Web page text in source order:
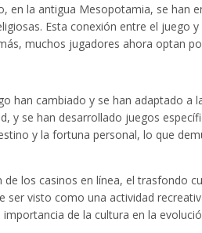
la antigua Mesopotamia, se han
Esta conexión entre el juego
muchos jugadores ahora optan
han cambiado y se han adaptado a
se han desarrollado juegos
y la fortuna personal, lo que
los casinos en línea, el trasfondo
ser visto como una actividad
de la cultura en la